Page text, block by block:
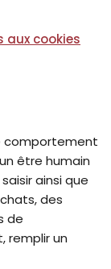
cookies
comportement
être humain
ainsi que
des
de
remplir un